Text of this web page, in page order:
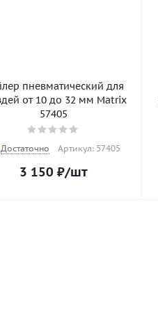
пневматический для
от 10 до 32 мм Matrix
57405
Достаточно Артикул: 57405
3 150 ₽/шт